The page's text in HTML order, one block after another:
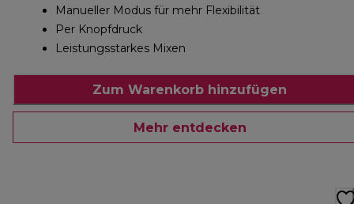
Manueller Modus für mehr Flexibilität
Per Knopfdruck
Leistungsstarkes Mixen
Zum Warenkorb hinzufügen
Mehr entdecken